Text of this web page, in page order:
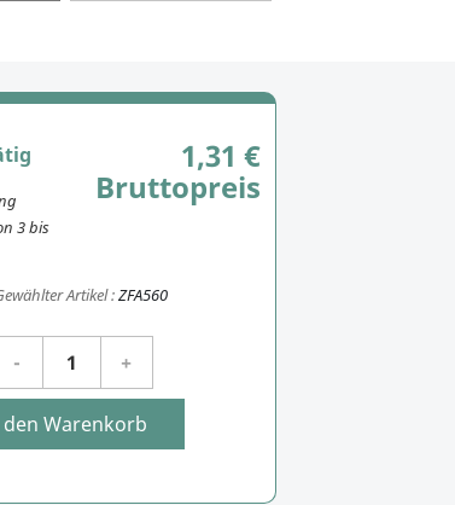
3bis
1,31 €
Bruttopreis
Artikel :ZFA560
Warenkorb